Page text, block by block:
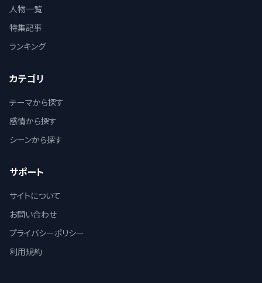
人物一覧
特集記事
ランキング
カテゴリ
テーマから探す
感情から探す
シーンから探す
サポート
サイトについて
お問い合わせ
プライバシーポリシー
利用規約